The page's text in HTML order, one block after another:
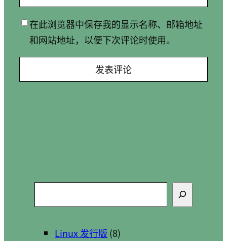
在此浏览器中保存我的显示名称、邮箱地址
和网站地址，以便下次评论时使用。
索
Linux 发行版 (8)